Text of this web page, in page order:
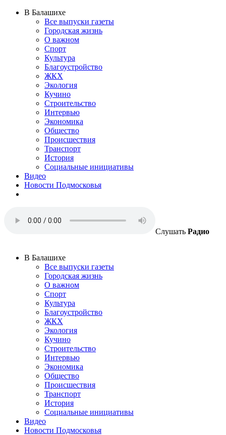
В Балашихе
Все выпуски газеты
Городская жизнь
О важном
Спорт
Культура
Благоустройство
ЖКХ
Экология
Кучино
Строительство
Интервью
Экономика
Общество
Происшествия
Транспорт
История
Социальные инициативы
Видео
Новости Подмосковья
Слушать Радио
В Балашихе
Все выпуски газеты
Городская жизнь
О важном
Спорт
Культура
Благоустройство
ЖКХ
Экология
Кучино
Строительство
Интервью
Экономика
Общество
Происшествия
Транспорт
История
Социальные инициативы
Видео
Новости Подмосковья